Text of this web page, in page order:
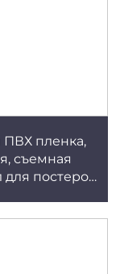
ПВХ пленка,
съемная
постеров,